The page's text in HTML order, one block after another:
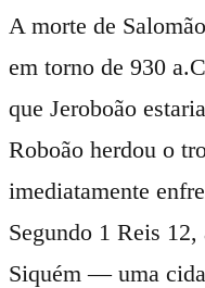
A morte de
em torno de 930
que Jeroboão
Roboão herdou o
imediatamente
Segundo 1 Reis
Siquém — uma